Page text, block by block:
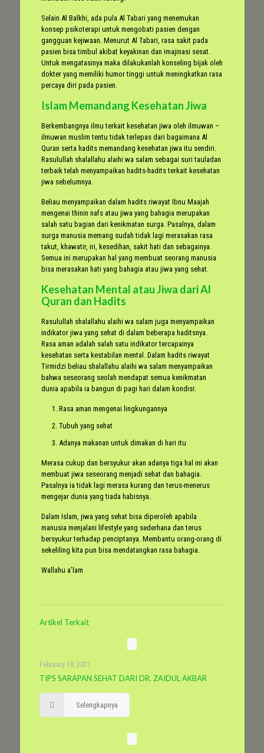
Selain Al Balkhi, ada pula Al Tabari yang menemukan
konsep psikoterapi untuk mengobati pasien dengan
gangguan kejiwaan. Menurut Al Tabari, rasa sakit pada
pasien bisa timbul akibat keyakinan dan imajinasi sesat.
Untuk mengatasinya maka dilakukanlah konseling bijak oleh
dokter yang memiliki humor tinggi untuk meningkatkan rasa
percaya diri pada pasien.
Islam Memandang Kesehatan Jiwa
Berkembangnya ilmu terkait kesehatan jiwa oleh ilmuwan –
ilmuwan muslim tentu tidak terlepas dari bagaimana Al
Quran serta hadits memandang kesehatan jiwa itu sendiri.
Rasulullah shalallahu alaihi wa salam sebagai suri tauladan
terbaik telah menyampaikan hadits-hadits terkait kesehatan
jiwa sebelumnya.
Beliau menyampaikan dalam hadits riwayat Ibnu Maajah
mengenai thinin nafs atau jiwa yang bahagia merupakan
salah satu bagian dari kenikmatan surga. Pasalnya, dalam
surga manusia memang sudah tidak lagi merasakan rasa
takut, khawatir, iri, kesedihan, sakit hati dan sebagainya.
Semua ini merupakan hal yang membuat seorang manusia
bisa merasakan hati yang bahagia atau jiwa yang sehat.
Kesehatan Mental atau Jiwa dari Al
Quran dan Hadits
Rasulullah shalallahu alaihi wa salam juga menyampaikan
indikator jiwa yang sehat di dalam beberapa haditsnya.
Rasa aman adalah salah satu indikator tercapainya
kesehatan serta kestabilan mental. Dalam hadits riwayat
Tirmidzi beliau shalallahu alaihi wa salam menyampaikan
bahwa seseorang seolah mendapat semua kenikmatan
dunia apabila ia bangun di pagi hari dalam kondisi:
Rasa aman mengenai lingkungannya
Tubuh yang sehat
Adanya makanan untuk dimakan di hari itu
Merasa cukup dan bersyukur akan adanya tiga hal ini akan
membuat jiwa seseorang menjadi sehat dan bahagia.
Pasalnya ia tidak lagi merasa kurang dan terus-menerus
mengejar dunia yang tiada habisnya.
Dalam Islam, jiwa yang sehat bisa diperoleh apabila
manusia menjalani lifestyle yang sederhana dan terus
bersyukur terhadap penciptanya. Membantu orang-orang di
sekeliling kita pun bisa mendatangkan rasa bahagia.
Wallahu a’lam
Artikel Terkait
February 18, 2021
TIPS SARAPAN SEHAT DARI DR. ZAIDUL AKBAR
Selengkapnya